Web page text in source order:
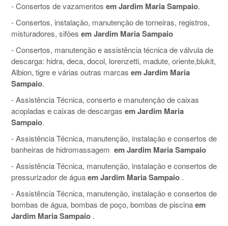
- Consertos de vazamentos em Jardim Maria Sampaio.
- Consertos, instalação, manutenção de torneiras, registros,
misturadores, sifões em Jardim Maria Sampaio
- Consertos, manutenção e assistência técnica de válvula de
descarga: hidra, deca, docol, lorenzetti, madute, oriente,blukit,
Albion, tigre e várias outras marcas em Jardim Maria
Sampaio.
- Assistência Técnica, conserto e manutenção de caixas
acopladas e caixas de descargas em Jardim Maria
Sampaio.
- Assistência Técnica, manutenção, instalação e consertos de
banheiras de hidromassagem em Jardim Maria Sampaio
- Assistência Técnica, manutenção, instalação e consertos de
pressurizador de águaem Jardim Maria Sampaio .
- Assistência Técnica, manutenção, instalação e consertos de
bombas de água, bombas de poço, bombas de piscinaem
Jardim Maria Sampaio .